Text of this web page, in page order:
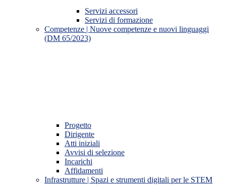
Servizi accessori
Servizi di formazione
Competenze | Nuove competenze e nuovi linguaggi
(DM 65/2023)
Progetto
Dirigente
Atti iniziali
Avvisi di selezione
Incarichi
Affidamenti
Infrastrutture | Spazi e strumenti digitali per le STEM